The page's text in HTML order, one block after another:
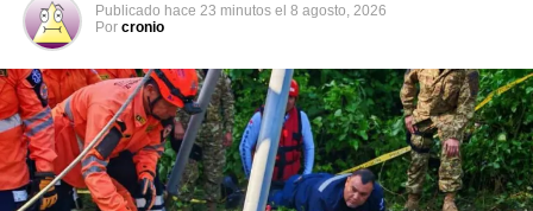
naturaleza por terribles
inundaciones en hospitales
26 mayo, 2019
En «Nacionales»
pacientes de UCI tras
En «Nacionales»
Publicado hace 23 minutos el 8 agosto, 2026
Por cronio